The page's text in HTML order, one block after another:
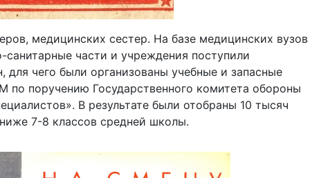
медицинских сестер. На базе медицинских вузов
части и учреждения поступили
чего были организованы учебные и запасные
поручению Государственного комитета обороны
В результате были отобраны 10 тысяч
7-8 классов средней школы.